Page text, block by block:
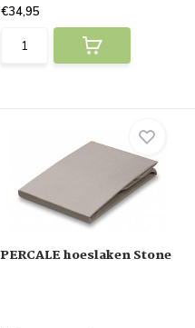
€34,95
PERCALE hoeslaken Stone